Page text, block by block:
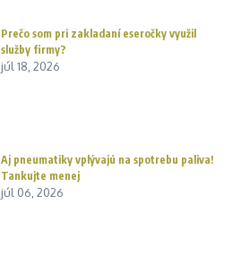
Prečo som pri zakladaní eseročky využil
služby firmy?
júl 18, 2026
Aj pneumatiky vplývajú na spotrebu paliva!
Tankujte menej
júl 06, 2026